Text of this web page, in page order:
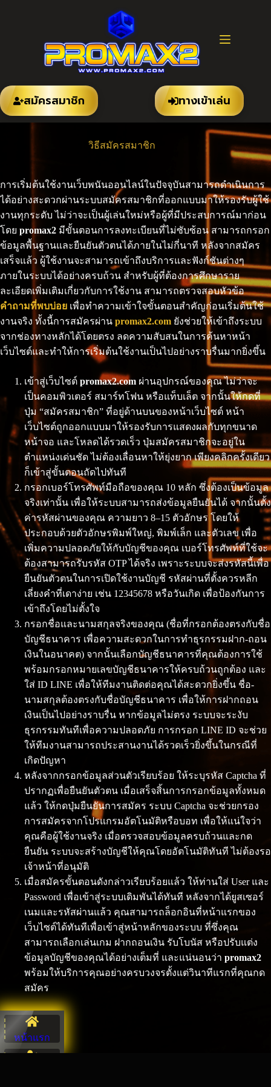
สมัครสมาชิก ทางเข้าเล่น
วิธีสมัครสมาชิก
การเริ่มต้นใช้งานเว็บพนันออนไลน์ในปัจจุบันสามารถดำเนินการ
ได้อย่างสะดวกผ่านระบบสมัครสมาชิกที่ออกแบบมาให้รองรับผู้ใช้
งานทุกระดับ ไม่ว่าจะเป็นผู้เล่นใหม่หรือผู้ที่มีประสบการณ์มาก่อน
โดย promax2 มีขั้นตอนการลงทะเบียนที่ไม่ซับซ้อน สามารถกรอก
ข้อมูลพื้นฐานและยืนยันตัวตนได้ภายในไม่กี่นาที หลังจากสมัคร
เสร็จแล้ว ผู้ใช้งานจะสามารถเข้าถึงบริการและฟังก์ชันต่างๆ
ภายในระบบได้อย่างครบถ้วน สำหรับผู้ที่ต้องการศึกษาราย
ละเอียดเพิ่มเติมเกี่ยวกับการใช้งาน สามารถตรวจสอบหัวข้อ
คำถามที่พบบ่อย เพื่อทำความเข้าใจขั้นตอนสำคัญก่อนเริ่มต้นใช้
งานจริง ทั้งนี้การสมัครผ่าน promax2.com ยังช่วยให้เข้าถึงระบบ
จากช่องทางหลักได้โดยตรง ลดความสับสนในการค้นหาหน้า
เว็บไซต์และทำให้การเริ่มต้นใช้งานเป็นไปอย่างราบรื่นมากยิ่งขึ้น
เข้าสู่เว็บไซต์ promax2.com ผ่านอุปกรณ์ของคุณ ไม่ว่าจะ
เป็นคอมพิวเตอร์ สมาร์ทโฟน หรือแท็บเล็ต จากนั้นให้กดที่
ปุ่ม “สมัครสมาชิก” ที่อยู่ด้านบนของหน้าเว็บไซต์ หน้า
เว็บไซต์ถูกออกแบบมาให้รองรับการแสดงผลกับทุกขนาด
หน้าจอ และโหลดได้รวดเร็ว ปุ่มสมัครสมาชิกจะอยู่ใน
ตำแหน่งเด่นชัด ไม่ต้องเลื่อนหาให้ยุ่งยาก เพียงคลิกครั้งเดียว
ก็เข้าสู่ขั้นตอนถัดไปทันที
กรอกเบอร์โทรศัพท์มือถือของคุณ 10 หลัก ซึ่งต้องเป็นข้อมูล
จริงเท่านั้น เพื่อให้ระบบสามารถส่งข้อมูลยืนยันได้ จากนั้นตั้ง
ค่ารหัสผ่านของคุณ ความยาว 8–15 ตัวอักษร โดยให้
ประกอบด้วยตัวอักษรพิมพ์ใหญ่, พิมพ์เล็ก และตัวเลข เพื่อ
เพิ่มความปลอดภัยให้กับบัญชีของคุณ เบอร์โทรศัพท์ที่ใช้จะ
ต้องสามารถรับรหัส OTP ได้จริง เพราะระบบจะส่งรหัสนี้เพื่อ
ยืนยันตัวตนในการเปิดใช้งานบัญชี รหัสผ่านที่ตั้งควรหลีก
เลี่ยงคำที่เดาง่าย เช่น 12345678 หรือวันเกิด เพื่อป้องกันการ
เข้าถึงโดยไม่ตั้งใจ
กรอกชื่อและนามสกุลจริงของคุณ (ชื่อที่กรอกต้องตรงกับชื่อ
บัญชีธนาคาร เพื่อความสะดวกในการทำธุรกรรมฝาก-ถอน
เงินในอนาคต) จากนั้นเลือกบัญชีธนาคารที่คุณต้องการใช้
พร้อมกรอกหมายเลขบัญชีธนาคารให้ครบถ้วนถูกต้อง และ
ใส่ ID LINE เพื่อให้ทีมงานติดต่อคุณได้สะดวกยิ่งขึ้น ชื่อ-
นามสกุลต้องตรงกับชื่อบัญชีธนาคาร เพื่อให้การฝากถอน
เงินเป็นไปอย่างราบรื่น หากข้อมูลไม่ตรง ระบบจะระงับ
ธุรกรรมทันทีเพื่อความปลอดภัย การกรอก LINE ID จะช่วย
ให้ทีมงานสามารถประสานงานได้รวดเร็วยิ่งขึ้นในกรณีที่
เกิดปัญหา
หลังจากกรอกข้อมูลส่วนตัวเรียบร้อย ให้ระบุรหัส Captcha ที่
ปรากฏเพื่อยืนยันตัวตน เมื่อเสร็จสิ้นการกรอกข้อมูลทั้งหมด
แล้ว ให้กดปุ่มยืนยันการสมัคร ระบบ Captcha จะช่วยกรอง
การสมัครจากโปรแกรมอัตโนมัติหรือบอท เพื่อให้แน่ใจว่า
คุณคือผู้ใช้งานจริง เมื่อตรวจสอบข้อมูลครบถ้วนและกด
ยืนยัน ระบบจะสร้างบัญชีให้คุณโดยอัตโนมัติทันที ไม่ต้องรอ
เจ้าหน้าที่อนุมัติ
เมื่อสมัครขั้นตอนดังกล่าวเรียบร้อยแล้ว ให้ท่านใส่ User และ
Password เพื่อเข้าสู่ระบบเดิมพันได้ทันที หลังจากได้ยูสเซอร์
เนมและรหัสผ่านแล้ว คุณสามารถล็อกอินที่หน้าแรกของ
เว็บไซต์ได้ทันทีเพื่อเข้าสู่หน้าหลักของระบบ ที่ซึ่งคุณ
สามารถเลือกเล่นเกม ฝากถอนเงิน รับโบนัส หรือปรับแต่ง
ข้อมูลบัญชีของคุณได้อย่างเต็มที่ และแน่นอนว่า promax2
พร้อมให้บริการคุณอย่างครบวงจรตั้งแต่วินาทีแรกที่คุณกด
สมัคร
หน้าแรก